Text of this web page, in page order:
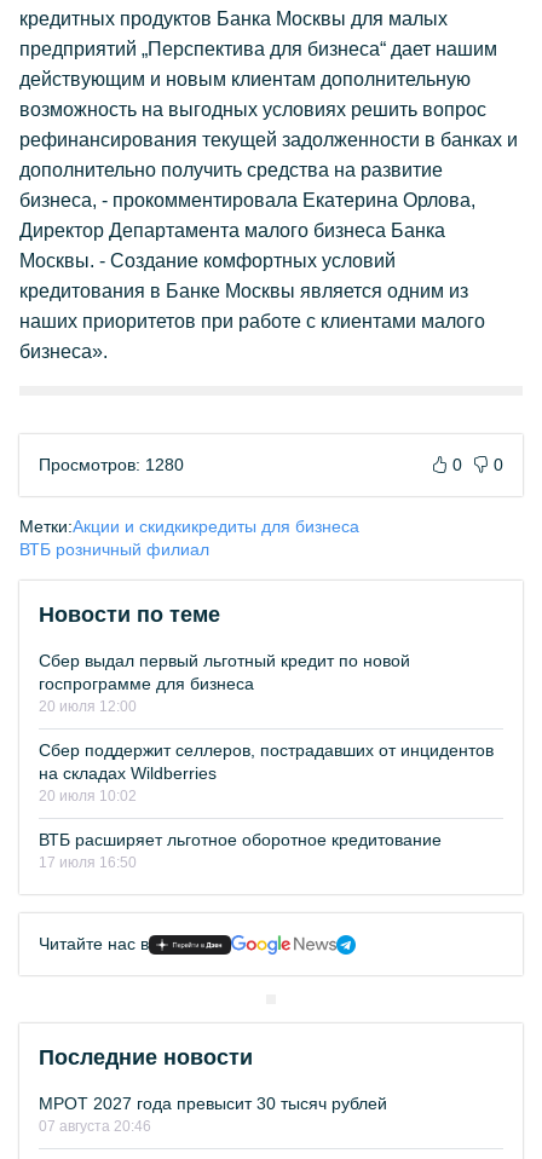
кредитных продуктов Банка Москвы для малых
предприятий „Перспектива для бизнеса“ дает нашим
действующим и новым клиентам дополнительную
возможность на выгодных условиях решить вопрос
рефинансирования текущей задолженности в банках и
дополнительно получить средства на развитие
бизнеса, - прокомментировала Екатерина Орлова,
Директор Департамента малого бизнеса Банка
Москвы. - Создание комфортных условий
кредитования в Банке Москвы является одним из
наших приоритетов при работе с клиентами малого
бизнеса».
Просмотров: 1280 0 0
Метки:Акции и скидкикредиты для бизнеса
ВТБ розничный филиал
Новости по теме
Сбер выдал первый льготный кредит по новой
госпрограмме для бизнеса
20 июля 12:00
Сбер поддержит селлеров, пострадавших от инцидентов
на складах Wildberries
20 июля 10:02
ВТБ расширяет льготное оборотное кредитование
17 июля 16:50
Читайте нас в
Последние новости
МРОТ 2027 года превысит 30 тысяч рублей
07 августа 20:46